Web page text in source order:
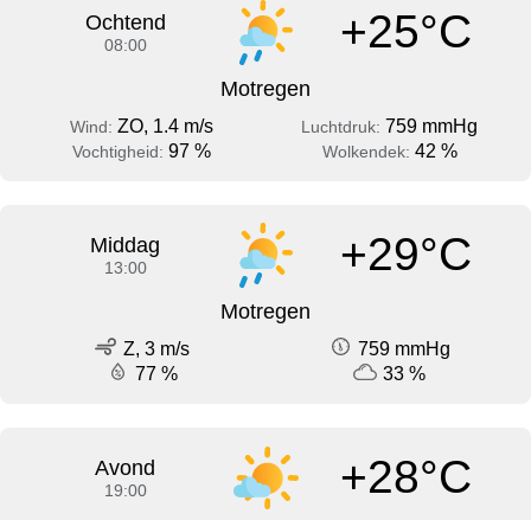
Ochtend
08:00 +25°C
Motregen
Wind: ZO, 1.4 m/s Luchtdruk: 759 mmHg
Vochtigheid: 97 % Wolkendek: 42 %
Middag
13:00 +29°C
Motregen
Z, 3 m/s
759 mmHg
77 %
33 %
Avond
19:00 +28°C